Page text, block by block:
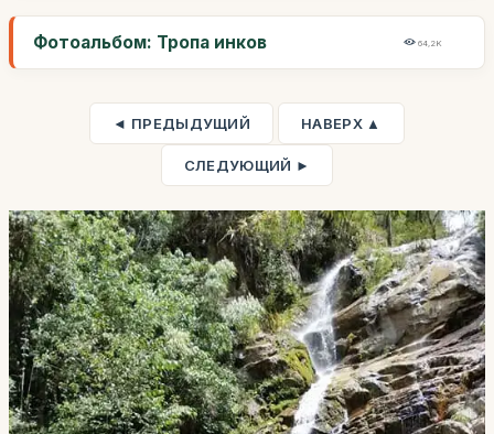
Фотоальбом: Тропа инков 64,2K
◄ ПРЕДЫДУЩИЙ НАВЕРХ ▲
СЛЕДУЮЩИЙ ►